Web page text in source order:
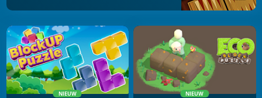
NIEUW NIEUW